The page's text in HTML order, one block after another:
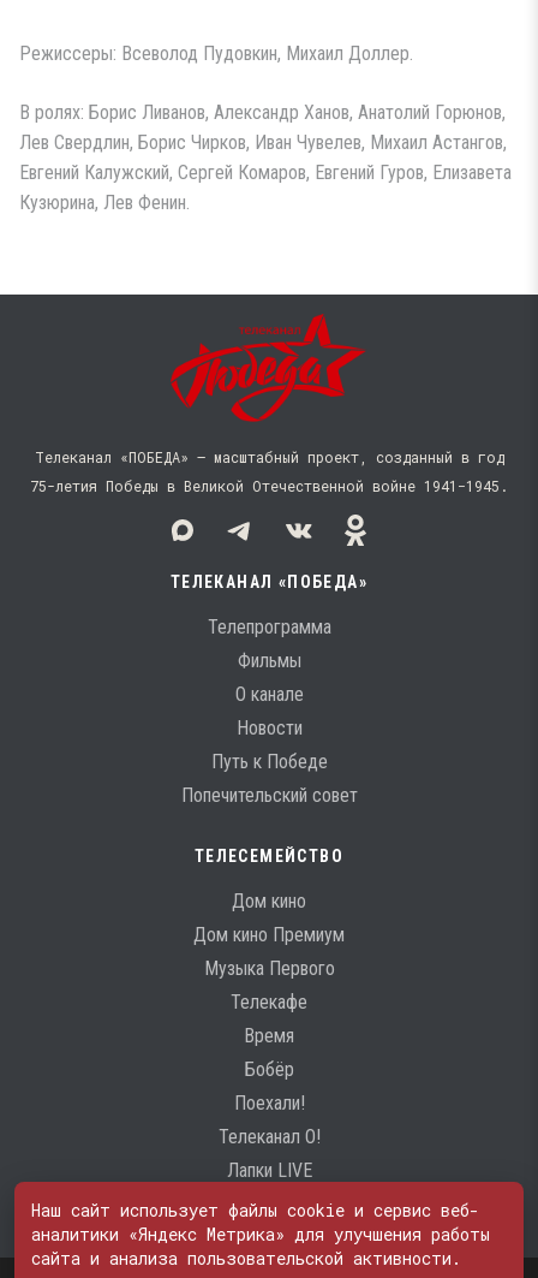
Режиссеры: Всеволод Пудовкин, Михаил Доллер.
В ролях: Борис Ливанов, Александр Ханов, Анатолий Горюнов,
Лев Свердлин, Борис Чирков, Иван Чувелев, Михаил Астангов,
Евгений Калужский, Сергей Комаров, Евгений Гуров, Елизавета
Кузюрина, Лев Фенин.
Телеканал «ПОБЕДА» — масштабный проект, созданный в год
75-летия Победы в Великой Отечественной войне 1941−1945.
ТЕЛЕКАНАЛ «ПОБЕДА»
Телепрограмма
Фильмы
О канале
Новости
Путь к Победе
Попечительский совет
ТЕЛЕСЕМЕЙСТВО
Дом кино
Дом кино Премиум
Музыка Первого
Телекафе
Время
Бобёр
Поехали!
Телеканал О!
Лапки LIVE
Наш сайт использует файлы cookie и сервис веб-
аналитики «Яндекс Метрика» для улучшения работы
сайта и анализа пользовательской активности.